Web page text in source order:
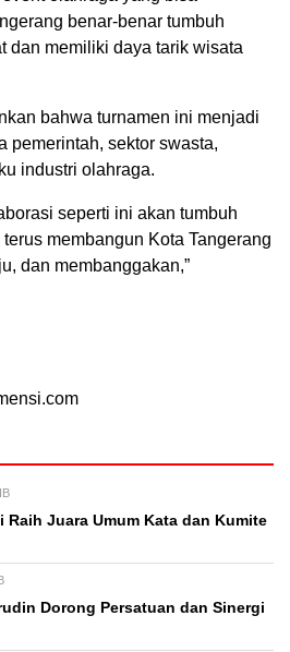
benar-benar tumbuh
dan memiliki daya tarik wisata
bahwa turnamen ini menjadi
pemerintah, sektor swasta,
industri olahraga.
seperti ini akan tumbuh
membangun Kota Tangerang
dan membanggakan,”
Raih Juara Umum Kata dan Kumite
Dorong Persatuan dan Sinergi